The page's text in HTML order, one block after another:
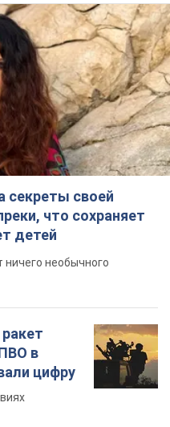
секреты своей
что сохраняет
детей
необычного
в
цифру